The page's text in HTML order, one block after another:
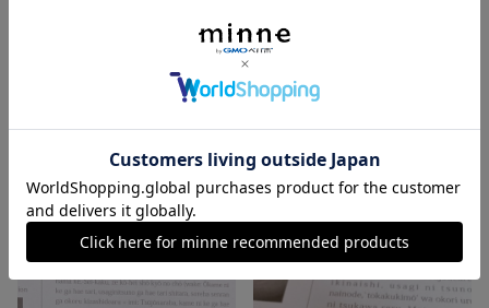
アリスのリバーシブルネックレス
展示中
カケラを集めるアリス